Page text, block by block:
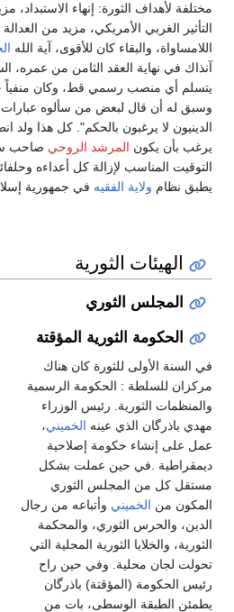
مختلفة لأهداف الثورة: إنهاء الاستبداد،
التأثير الغربي الأمريكي، مزيد من
اللامساواة، والبقاء كان للأقوى، آية الله
آنذاك في نهاية العقد الثامن من عمره،
وسبق له أن قال لبعض من سألوه
الدينيون لا يرغبون بالحكم". كل هذا ولد
يرغب بأن يكون المرشد الروحي صاحب
التوقيت المناسب لإزالة كل أعداءه
يطبق نظام ولاية الفقيه في جمهورية
الهيئات الثورية
المجلس الثوري
الحكومة الثورية المؤقتة
في السنة الأولى للثورة كان هناك
مركزان للسلطة : الحكومة الرسمية
والمنظمات الثورية. رئيس الوزراء
مهدي باذرگان الذي عينه الخميني،
عمل على إنشاء حكومة إصلاحية
ديمقراطية .في حين عملت بشكل
مستقل كل من المجلس الثوري
المكون من الخميني وأتباعه من رجال
الدين، والحرس الثوري، والمحكمة
الثورية، والخلايا الثورية المحلية التي
تحولت لجان محلية. وفي حين راح
رئيس الحكومة (المؤقتة) باذرگان
يطمئن الطبقة الوسطى، بات من